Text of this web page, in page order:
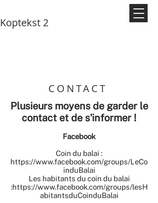
Koptekst 2
CONTACT
Plusieurs moyens de garder le
contact et de s'informer !
Facebook
Coin du balai :
https://www.facebook.com/groups/LeCo
induBalai
Les habitants du coin du balai
:https://www.facebook.com/groups/lesH
abitantsduCoinduBalai